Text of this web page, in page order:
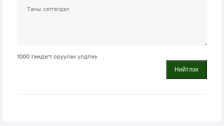
1000 тэмдэгт оруулах үлдлээ.
Нийтлэх